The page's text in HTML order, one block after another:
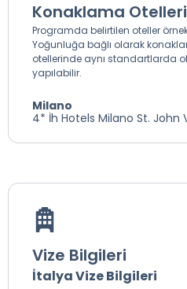
Konaklama Otelleri
Programda belirtilen oteller
Yoğunluğa bağlı olarak
otellerinde aynı standartlarda
yapılabilir.
Milano
4* İh Hotels Milano St. John
Vize Bilgileri
İtalya Vize Bilgileri